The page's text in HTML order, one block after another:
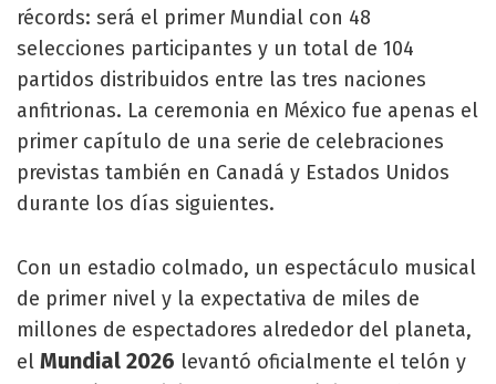
récords: será el primer Mundial con 48
selecciones participantes y un total de 104
partidos distribuidos entre las tres naciones
anfitrionas. La ceremonia en México fue apenas el
primer capítulo de una serie de celebraciones
previstas también en Canadá y Estados Unidos
durante los días siguientes.
Con un estadio colmado, un espectáculo musical
de primer nivel y la expectativa de miles de
millones de espectadores alrededor del planeta,
el Mundial 2026 levantó oficialmente el telón y